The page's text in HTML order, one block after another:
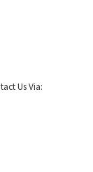
Us Via: